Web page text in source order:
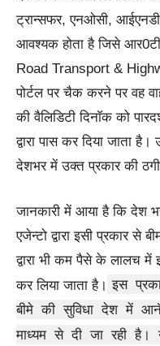
ट्रान्सफर, एनओसी, आईएनडी
आवश्यक होता है जिसे
Road Transport &
पोर्टल पर चैक करने पर वह
की वैलिडिटी दिनाॅक को
द्वारा पास कर दिया जाता
देशभर में उक्त प्रकार की
जानकारी में आया है कि देश
एजेन्टो द्वारा इसी प्रकार से
द्वारा भी कम पैसे के लालच में
कर लिया जाता है। इस
बीमे की सुविधा देश में
माध्यम से दी जा रही है।